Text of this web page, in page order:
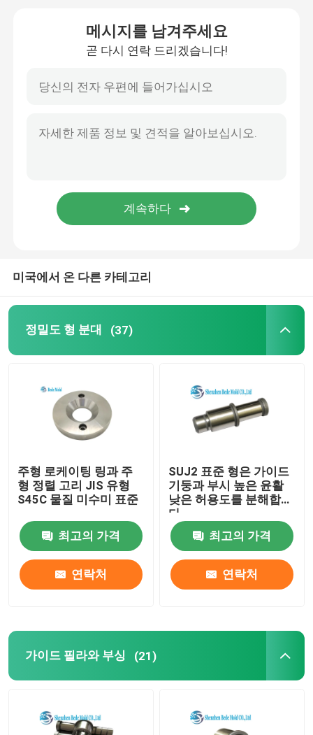
Ejector Pins And Sleeves
몰드 스프링 ISO10243
몰드 스프링 JIS B5012
탕구 부싱
볼트와 너트
끝 선반 절단기
스테인리스 놀이쇠
HEX 키 렌치
주입 조형
메시지를 남겨주세요
곧 다시 연락 드리겠습니다!
미국에서 온 다른 카테고리
정밀도 형 분대 (37)
주형 로케이팅 링과 주
형 정렬 고리 JIS 유형
S45C 물질 미수미 표준
최고의 가격
연락처
SUJ2 표준 형은 가이드
기둥과 부시 높은 윤활
낮은 허용도를 분해합니
다
최고의 가격
연락처
가이드 필라와 부싱 (21)